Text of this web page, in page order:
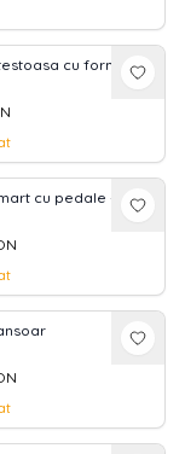
cu forme -10
cu pedale -